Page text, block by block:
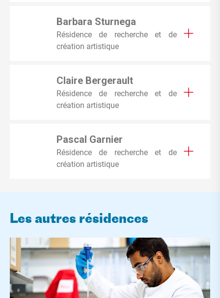
Barbara Sturnega
Résidence de recherche et de
création artistique
Claire Bergerault
Résidence de recherche et de
création artistique
Pascal Garnier
Résidence de recherche et de
création artistique
Les autres résidences